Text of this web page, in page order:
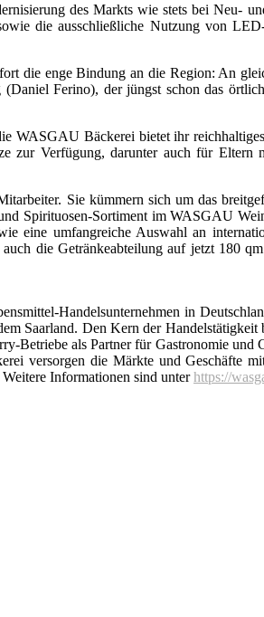
des Markts wie stets bei Neu-
die ausschließliche Nutzung von
die enge Bindung an die Region: An
Ferino), der jüngst schon das
WASGAU Bäckerei bietet ihr
zur Verfügung, darunter auch für
Sie kümmern sich um das
Spirituosen-Sortiment im WASGAU
eine umfangreiche Auswahl an
die Getränkeabteilung auf jetzt 180
Handelsunternehmen in
Saarland. Den Kern der
Betriebe als Partner für Gastronomie und
versorgen die Märkte und Geschäfte
Informationen sind unterhttps://